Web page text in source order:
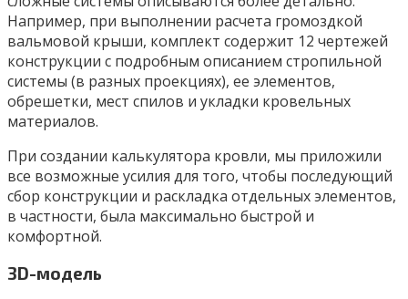
Например, при выполнении расчета громоздкой
вальмовой крыши, комплект содержит 12 чертежей
конструкции с подробным описанием стропильной
системы (в разных проекциях), ее элементов,
обрешетки, мест спилов и укладки кровельных
материалов.
При создании калькулятора кровли, мы приложили
все возможные усилия для того, чтобы последующий
сбор конструкции и раскладка отдельных элементов,
в частности, была максимально быстрой и
комфортной.
3D-модель